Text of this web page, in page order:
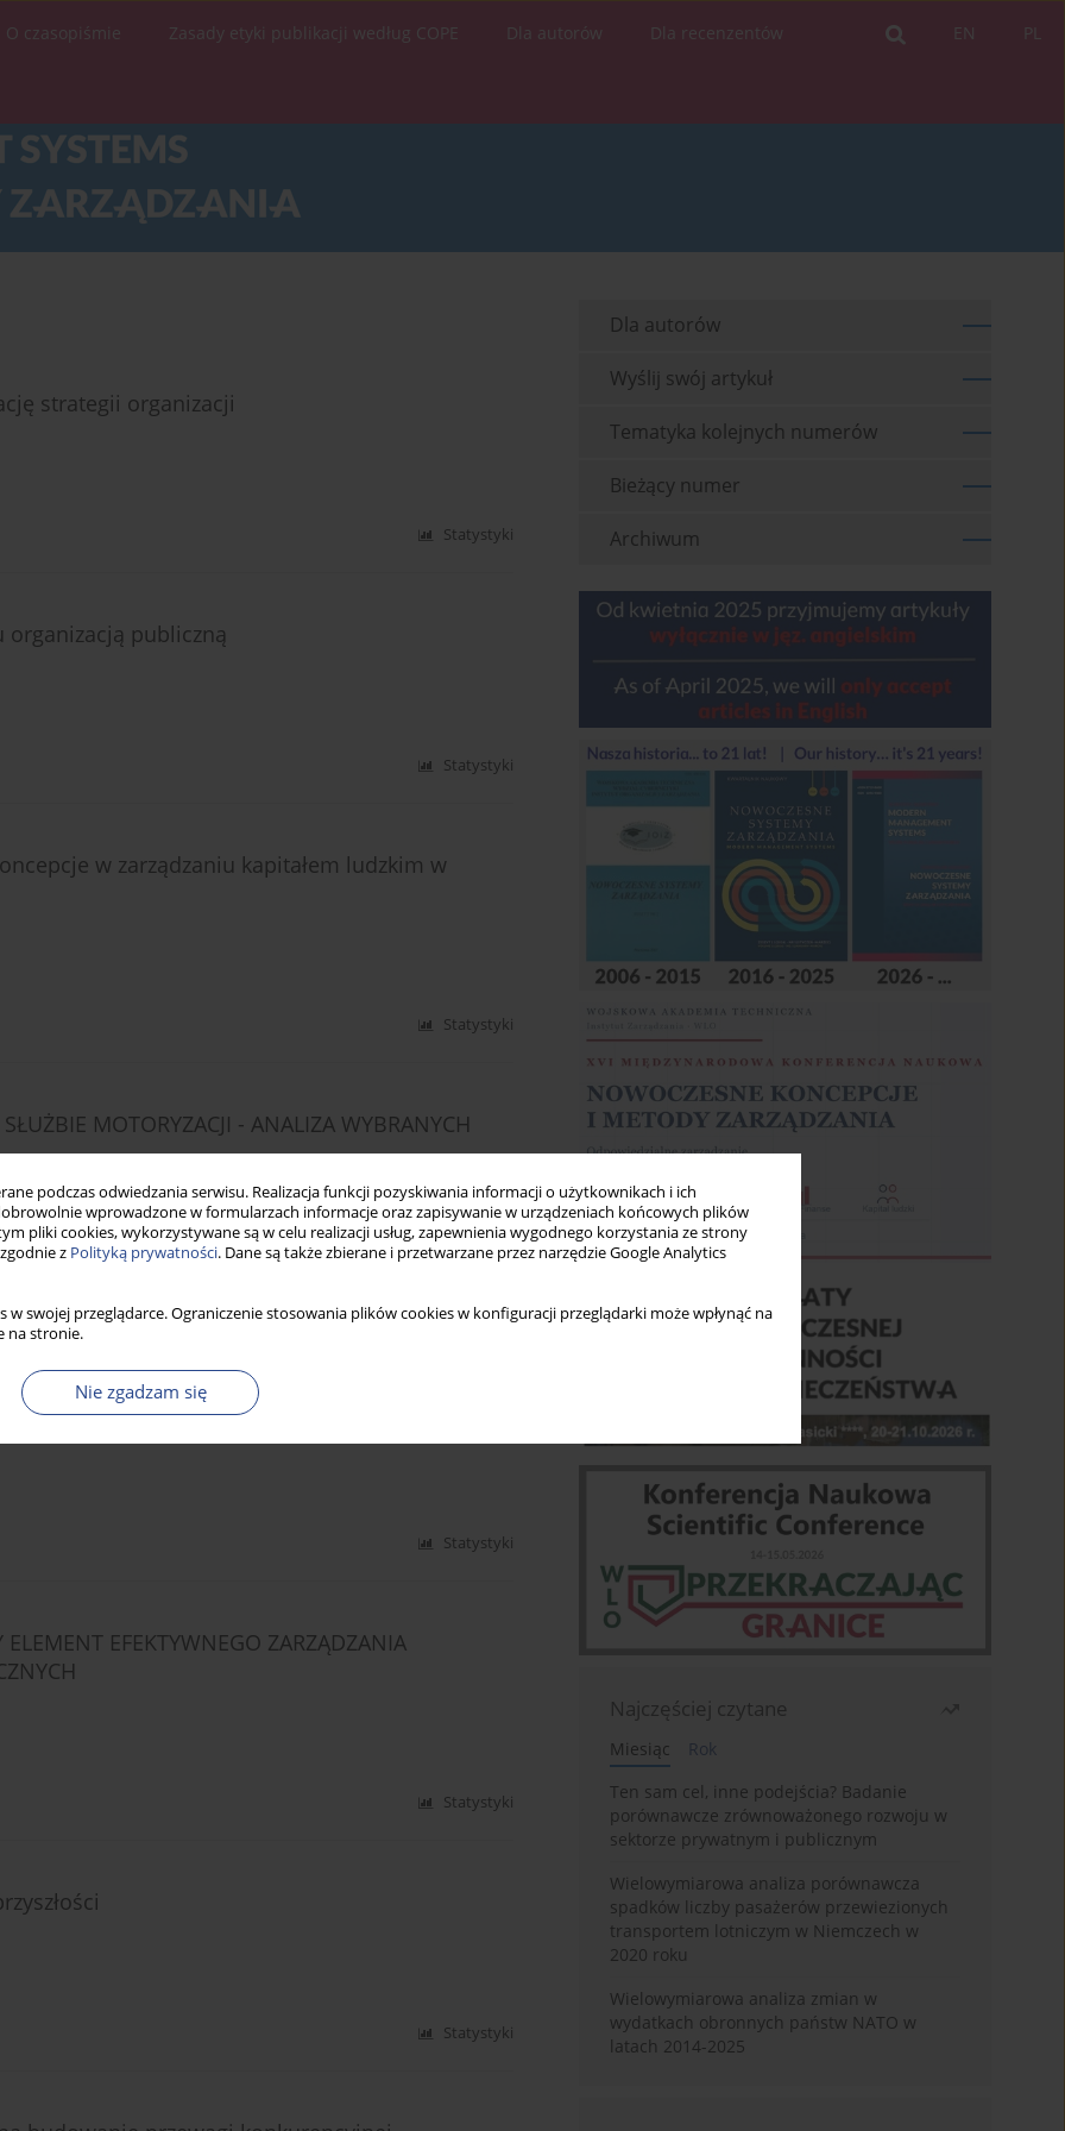
podczas odwiedzania serwisu. Realizacja funkcji pozyskiwania informacji o użytkownikach i ich
wprowadzone w formularzach informacje oraz zapisywanie w urządzeniach końcowych plików
pliki cookies, wykorzystywane są w celu realizacji usług, zapewnienia wygodnego korzystania ze strony
z Polityką prywatności. Dane są także zbierane i przetwarzane przez narzędzie Google Analytics
w swojej przeglądarce. Ograniczenie stosowania plików cookies w konfiguracji przeglądarki może wpłynąć na
na stronie.
Nie zgadzam się
PL
EN
O czasopiśmie Zasady etyki publikacji według COPE Dla autorów Dla recenzentów
strategii organizacji
Statystyki
organizacją publiczną
Statystyki
w zarządzaniu kapitałem ludzkim w
Statystyki
MOTORYZACJI - ANALIZA WYBRANYCH
ZARZĄDZANIA KAPITAŁEM LUDZKIM W
Statystyki
ELEMENT EFEKTYWNEGO ZARZĄDZANIA
Statystyki
Statystyki
Dla autorów
Wyślij swój artykuł
Tematyka kolejnych numerów
Bieżący numer
Archiwum
Najczęściej czytane
Miesiąc
Rok
Ten sam cel, inne podejścia? Badanie
porównawcze zrównoważonego rozwoju w
sektorze prywatnym i publicznym
Wielowymiarowa analiza porównawcza
spadków liczby pasażerów przewiezionych
transportem lotniczym w Niemczech w
2020 roku
Wielowymiarowa analiza zmian w
wydatkach obronnych państw NATO w
latach 2014-2025